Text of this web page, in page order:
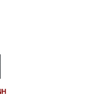
Đồng Nai